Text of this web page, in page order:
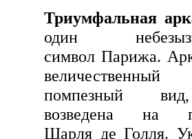
Триумфальная
один
символ Парижа.
помпезный
возведена на
Шарля де Голля.